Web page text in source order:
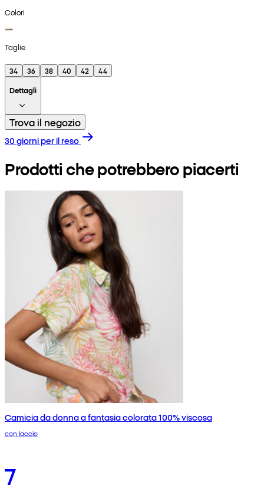
Colori
Taglie
34 36 38 40 42
44
Dettagli
Trova il negozio
30 giorni per il reso
Prodotti che potrebbero piacerti
Camicia da donna a fantasia colorata 100% viscosa
con laccio
7